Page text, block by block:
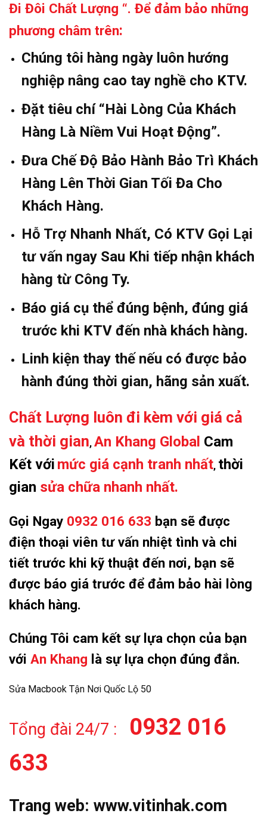
Đi Đôi Chất Lượng “. Để đảm bảo những
phương châm trên:
Chúng tôi hàng ngày luôn hướng
nghiệp nâng cao tay nghề cho KTV.
Đặt tiêu chí “Hài Lòng Của Khách
Hàng Là Niềm Vui Hoạt Động”.
Đưa Chế Độ Bảo Hành Bảo Trì Khách
Hàng Lên Thời Gian Tối Đa Cho
Khách Hàng.
Hỗ Trợ Nhanh Nhất, Có KTV Gọi Lại
tư vấn ngay Sau Khi tiếp nhận khách
hàng từ Công Ty.
Báo giá cụ thể đúng bệnh, đúng giá
trước khi KTV đến nhà khách hàng.
Linh kiện thay thế nếu có được bảo
hành đúng thời gian, hãng sản xuất.
Chất Lượng luôn đi kèm với giá cả
và thời gian, An Khang Global Cam
Kết với mức giá cạnh tranh nhất, thời
gian sửa chữa nhanh nhất.
Gọi Ngay 0932 016 633 bạn sẽ được
điện thoại viên tư vấn nhiệt tình và chi
tiết trước khi kỹ thuật đến nơi, bạn sẽ
được báo giá trước để đảm bảo hài lòng
khách hàng.
Chúng Tôi cam kết sự lựa chọn của bạn
với An Khang là sự lựa chọn đúng đắn.
Sửa Macbook Tận Nơi Quốc Lộ 50
Tổng đài 24/7 :
0932 016
633
Trang web: www.vitinhak.com